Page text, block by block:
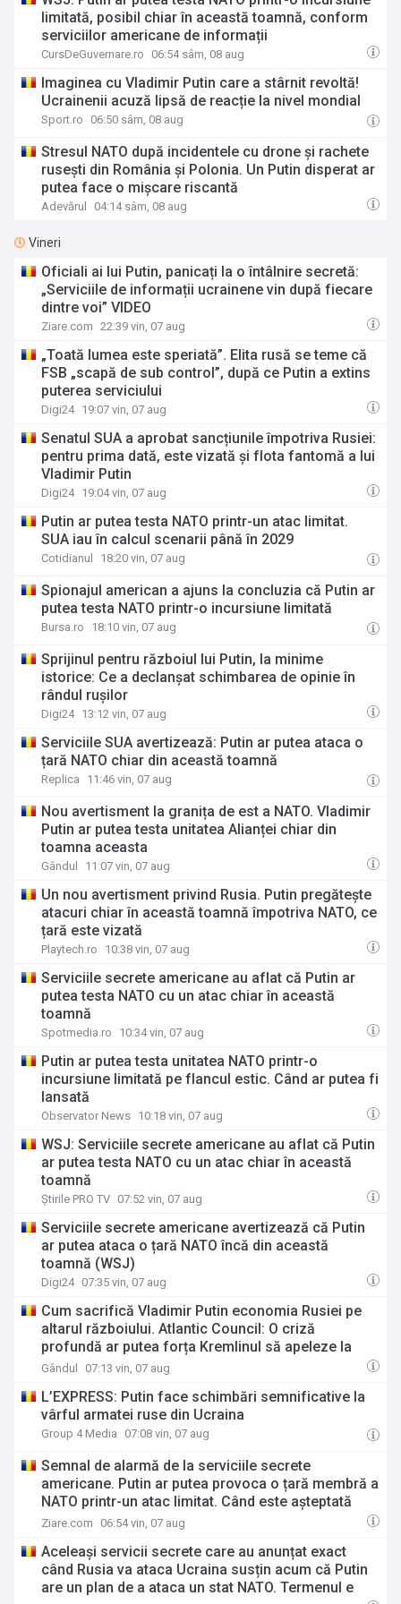
limitată, posibil chiar în această toamnă, conform
serviciilor americane de informații
CursDeGuvernare.ro 06:54 sâm, 08 aug
Imaginea cu Vladimir Putin care a stârnit revoltă!
Ucrainenii acuză lipsă de reacție la nivel mondial
Sport.ro 06:50 sâm, 08 aug
Stresul NATO după incidentele cu drone și rachete
rusești din România și Polonia. Un Putin disperat ar
putea face o mișcare riscantă
Adevărul 04:14 sâm, 08 aug
Vineri
Oficiali ai lui Putin, panicați la o întâlnire secretă:
„Serviciile de informații ucrainene vin după fiecare
dintre voi” VIDEO
Ziare.com 22:39 vin, 07 aug
„Toată lumea este speriată”. Elita rusă se teme că
FSB „scapă de sub control”, după ce Putin a extins
puterea serviciului
Digi24 19:07 vin, 07 aug
Senatul SUA a aprobat sancțiunile împotriva Rusiei:
pentru prima dată, este vizată și flota fantomă a lui
Vladimir Putin
Digi24 19:04 vin, 07 aug
Putin ar putea testa NATO printr-un atac limitat.
SUA iau în calcul scenarii până în 2029
Cotidianul 18:20 vin, 07 aug
Spionajul american a ajuns la concluzia că Putin ar
putea testa NATO printr-o incursiune limitată
Bursa.ro 18:10 vin, 07 aug
Sprijinul pentru războiul lui Putin, la minime
istorice: Ce a declanșat schimbarea de opinie în
rândul rușilor
Digi24 13:12 vin, 07 aug
Serviciile SUA avertizează: Putin ar putea ataca o
țară NATO chiar din această toamnă
Replica 11:46 vin, 07 aug
Nou avertisment la granița de est a NATO. Vladimir
Putin ar putea testa unitatea Alianței chiar din
toamna aceasta
Gândul 11:07 vin, 07 aug
Un nou avertisment privind Rusia. Putin pregăteşte
atacuri chiar în această toamnă împotriva NATO, ce
țară este vizată
Playtech.ro 10:38 vin, 07 aug
Serviciile secrete americane au aflat că Putin ar
putea testa NATO cu un atac chiar în această
toamnă
Spotmedia.ro 10:34 vin, 07 aug
Putin ar putea testa unitatea NATO printr-o
incursiune limitată pe flancul estic. Când ar putea fi
lansată
Observator News 10:18 vin, 07 aug
WSJ: Serviciile secrete americane au aflat că Putin
ar putea testa NATO cu un atac chiar în această
toamnă
Știrile PRO TV 07:52 vin, 07 aug
Serviciile secrete americane avertizează că Putin
ar putea ataca o țară NATO încă din această
toamnă (WSJ)
Digi24 07:35 vin, 07 aug
Cum sacrifică Vladimir Putin economia Rusiei pe
altarul războiului. Atlantic Council: O criză
profundă ar putea forța Kremlinul să apeleze la
ultimele resurse ale Băncii Centrale
Gândul 07:13 vin, 07 aug
L’EXPRESS: Putin face schimbări semnificative la
vârful armatei ruse din Ucraina
Group 4 Media 07:08 vin, 07 aug
Semnal de alarmă de la serviciile secrete
americane. Putin ar putea provoca o țară membră a
NATO printr-un atac limitat. Când este așteptată
mișcarea Rusiei
Ziare.com 06:54 vin, 07 aug
Aceleași servicii secrete care au anunțat exact
când Rusia va ataca Ucraina susțin acum că Putin
are un plan de a ataca un stat NATO. Termenul e